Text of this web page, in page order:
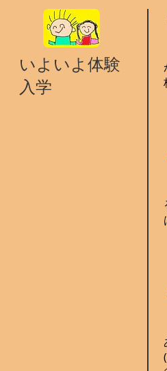
いよいよ体験
入学